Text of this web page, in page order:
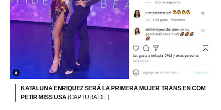
KATALUNA ENRIQUEZ SERÁ LA PRIMERA MUJER TRANS EN COM
PETIR MISS USA(CAPTURA DE )